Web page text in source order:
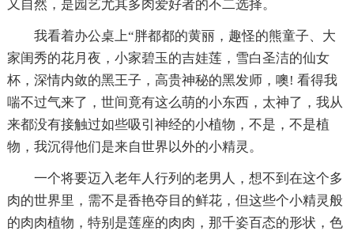
又自然，是园艺尤其多肉爱好者的不二选择。
我看着办公桌上“胖都都的黄丽，趣怪的熊童子、大
家闺秀的花月夜，小家碧玉的吉娃莲，雪白圣洁的仙女
杯，深情内敛的黑王子，高贵神秘的黑发师，噢! 看得我
喘不过气来了，世间竟有这么萌的小东西，太神了，我从
来都没有接触过如些吸引神经的小植物，不是，不是植
物，我沉得他们是来自世界以外的小精灵。
一个将要迈入老年人行列的老男人，想不到在这个多
肉的世界里，需不是香艳夺目的鲜花，但这些个小精灵般
的肉肉植物，特别是莲座的肉肉，那千姿百态的形状，色